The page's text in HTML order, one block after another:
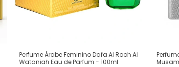
Perfume Árabe Feminino Dafa Al Rooh Al
Wataniah Eau de Parfum - 100ml